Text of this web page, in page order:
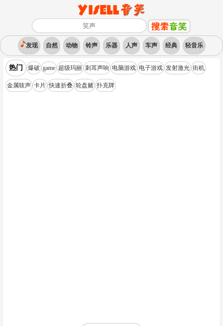
发现 自然 动物 铃声 乐器 人声 车声 经典 轻音乐
热门 爆破 game 超级玛丽 刺耳声响 电脑游戏 电子游戏 发射激光 街机
金属吱声 卡片 快速折叠 轮盘赌 扑克牌